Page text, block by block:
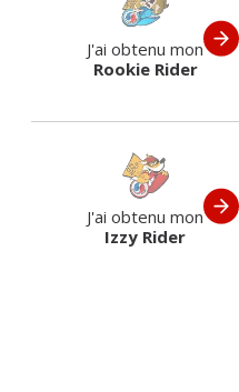
J'ai obtenu mon
Rookie Rider
J'ai obtenu mon
Izzy Rider